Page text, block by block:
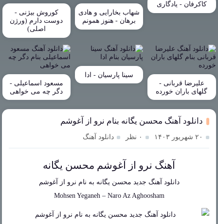
کاکرفان - یادگاری
شهاب بخارایی و هادی
برهان - هنوز همونم
کوروش بیژنی -
دوست دارم (ورژن
اصلی)
علیرضا قربانی -
گلهای باران خورده
سینا پارسیان - ادا
مسعود اسماعیلی -
دگر چه می خواهی
دانلود آهنگ محسن یگانه بنام نرو از آغوشم
۲۰ شهریور ۱۴۰۳ ۰ نظر دانلود آهنگ
آهنگ نرو از آغوشم محسن یگانه
دانلود آهنگ جدید محسن یگانه به نام نرو از آغوشم
Mohsen Yeganeh – Naro Az Aghoosham